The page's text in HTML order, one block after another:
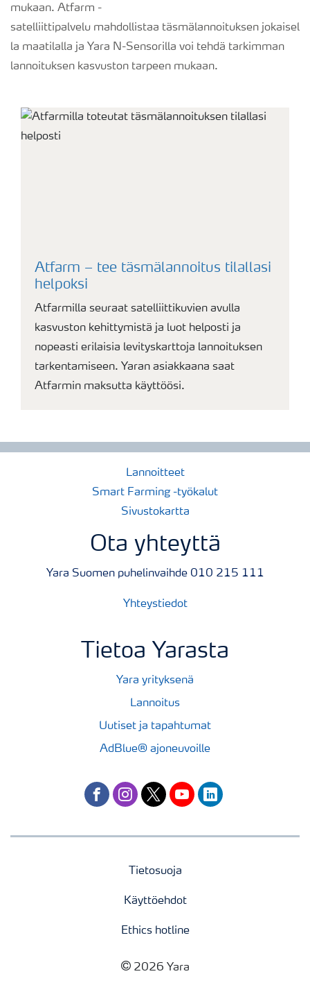
mukaan. Atfarm -
satelliittipalvelu mahdollistaa täsmälannoituksen jokaisel
la maatilalla ja Yara N-Sensorilla voi tehdä tarkimman
lannoituksen kasvuston tarpeen mukaan.
Atfarm – tee täsmälannoitus tilallasi
helpoksi
Atfarmilla seuraat satelliittikuvien avulla
kasvuston kehittymistä ja luot helposti ja
nopeasti erilaisia levityskarttoja lannoituksen
tarkentamiseen. Yaran asiakkaana saat
Atfarmin maksutta käyttöösi.
Lannoitteet
Smart Farming -työkalut
Sivustokartta
Ota yhteyttä
Yara Suomen puhelinvaihde 010 215 111
Yhteystiedot
Tietoa Yarasta
Yara yrityksenä
Lannoitus
Uutiset ja tapahtumat
AdBlue® ajoneuvoille
facebookinstagram
twitteryoutubelinkedin
Tietosuoja
Käyttöehdot
Ethics hotline
2026 Yara